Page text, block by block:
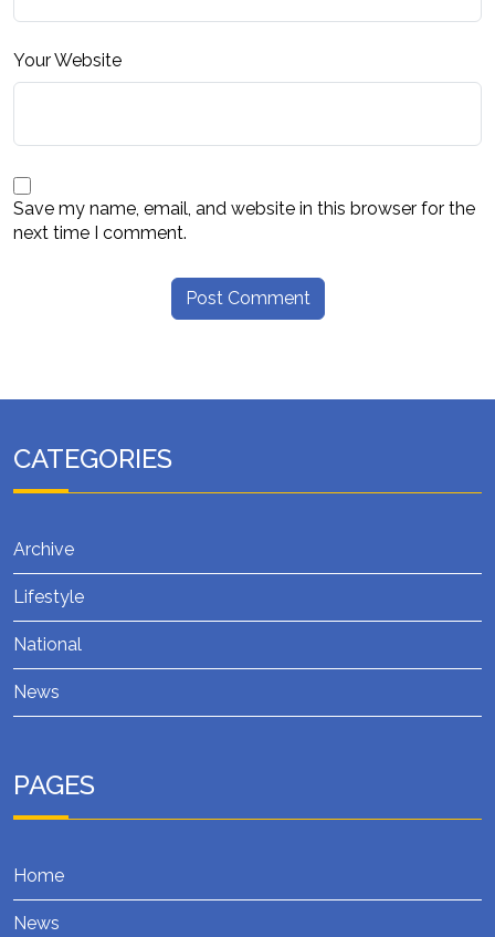
Your Website
Save my name, email, and website in this browser for the
next time I comment.
CATEGORIES
Archive
Lifestyle
National
News
PAGES
Home
News